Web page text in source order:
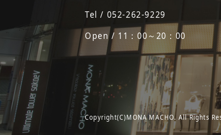
Tel / 052-262-9229
Open / 11：00～20：00
Copyright(C)MONA MACHO. All Rights